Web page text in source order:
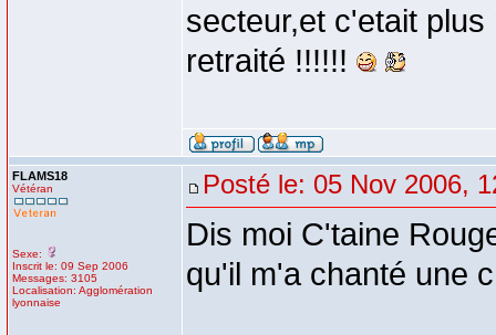
secteur,et c'etait
retraité !!!!!!
FLAMS18
Vétéran
Sexe:
Inscrit le: 09 Sep 2006
Messages: 3105
Localisation: Agglomération
lyonnaise
Posté le: 05 Nov 2006,
Dis moi C'taine
qu'il m'a chanté une